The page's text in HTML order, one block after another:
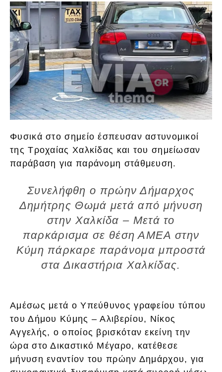
Φυσικά στο σημείο έσπευσαν αστυνομικοί
της Τροχαίας Χαλκίδας και του σημείωσαν
παράβαση για παράνομη στάθμευση.
Συνελήφθη ο πρώην Δήμαρχος
Δημήτρης Θωμά μετά από μήνυση
στην Χαλκίδα – Μετά το
παρκάρισμα σε θέση ΑΜΕΑ στην
Κύμη πάρκαρε παράνομα μπροστά
στα Δικαστήρια Χαλκίδας.
Αμέσως μετά ο Υπεύθυνος γραφείου τύπου
του Δήμου Κύμης – Αλιβερίου, Νίκος
Αγγελής, ο οποίος βρισκόταν εκείνη την
ώρα στο Δικαστικό Μέγαρο, κατέθεσε
μήνυση εναντίον του πρώην Δημάρχου, για